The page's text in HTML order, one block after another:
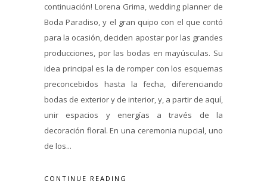
continuación! Lorena Grima, wedding planner de
Boda Paradiso, y el gran quipo con el que contó
para la ocasión, deciden apostar por las grandes
producciones, por las bodas en mayúsculas. Su
idea principal es la de romper con los esquemas
preconcebidos hasta la fecha, diferenciando
bodas de exterior y de interior, y, a partir de aquí,
unir espacios y energías a través de la
decoración floral. En una ceremonia nupcial, uno
de los...
CONTINUE READING